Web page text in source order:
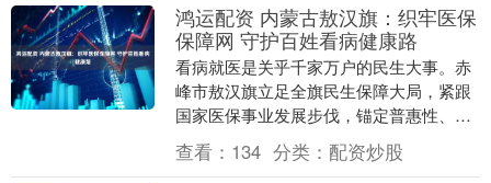
鸿运配资 内蒙古敖汉旗：织牢医保
保障网 守护百姓看病健康路
看病就医是关乎千家万户的民生大事。赤
峰市敖汉旗立足全旗民生保障大局，紧跟
国家医保事业发展步伐，锚定普惠性、基
础性、兜底性民生建设目标，全力推进县
域医疗保障事业高....
查看： 134 分类： 配资炒股